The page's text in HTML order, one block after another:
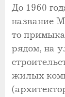
До 1960
название
то
рядом, на
жилых